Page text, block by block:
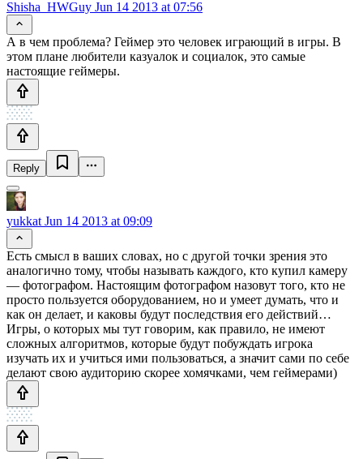
Shisha_HWGuy Jun 14 2013 at 07:56
А в чем проблема? Геймер это человек играющий в игры. В
этом плане любители казуалок и социалок, это самые
настоящие геймеры.
Reply
yukkat Jun 14 2013 at 09:09
Есть смысл в ваших словах, но с другой точки зрения это
аналогично тому, чтобы называть каждого, кто купил камеру
— фотографом. Настоящим фотографом назовут того, кто не
просто пользуется оборудованием, но и умеет думать, что и
как он делает, и каковы будут последствия его действий…
Игры, о которых мы тут говорим, как правило, не имеют
сложных алгоритмов, которые будут побуждать игрока
изучать их и учиться ими пользоваться, а значит сами по себе
делают свою аудиторию скорее хомячками, чем геймерами)